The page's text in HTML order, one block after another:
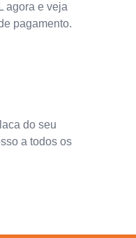
agora e veja
pagamento.
do seu
a todos os